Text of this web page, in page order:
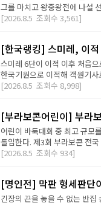
그를 마치고 왕중왕전에 나설
[2026.8.5 조회수 3,561]
[한국랭킹] 스미레, 이
스미레 6단이 이적 이후 처음
한국기원으로 이적해 객원기사
[2026.8.5 조회수 8,998]
[부라보콘어린이] 부라
어린이 바둑대회 중 최고 규모
돌입한다. 제3회 부라보콘 전
[2026.8.5 조회수 934]
[명인전] 막판 형세판단
긴장의 끈을 놓을 수 없는 반